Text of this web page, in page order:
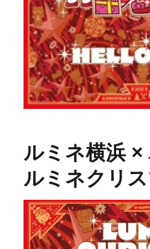
ルミネ横浜 ×
ルミネクリ